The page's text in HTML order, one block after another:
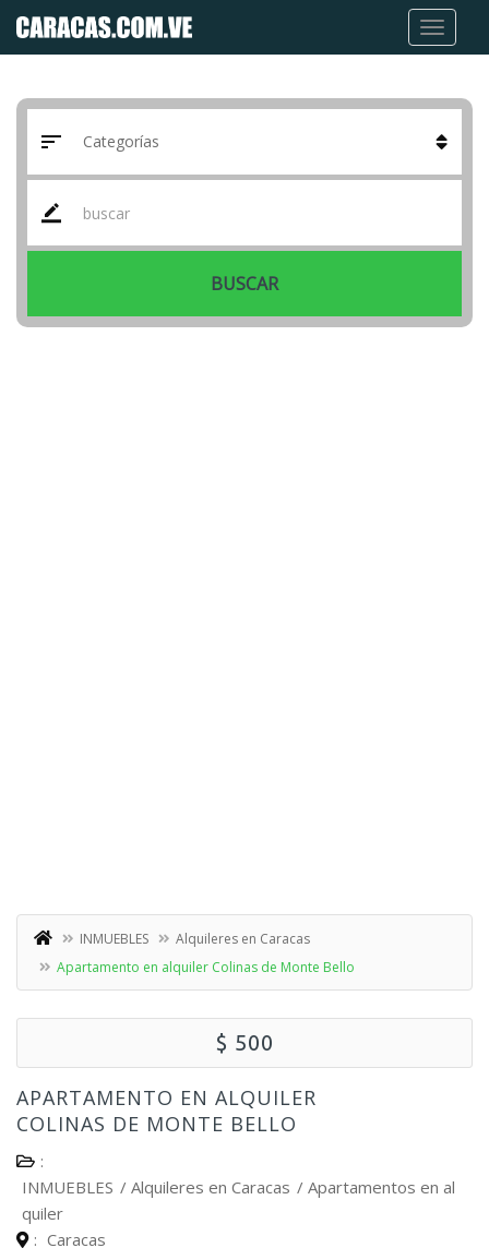
BUSCAR
INMUEBLES
Alquileres en Caracas
Apartamento en alquiler Colinas de Monte Bello
$ 500
APARTAMENTO EN ALQUILER
COLINAS DE MONTE BELLO
:
INMUEBLES / Alquileres en Caracas / Apartamentos en al
quiler
: Caracas